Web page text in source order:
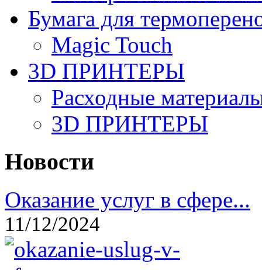
Бумага для
Magic Touch
3D ПРИНТЕРЫ
Расходные
3D ПРИНТЕРЫ
Новости
Оказание услуг в сфере...
11/12/2024